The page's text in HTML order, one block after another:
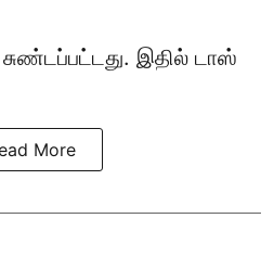
இதில் டாஸ்
More